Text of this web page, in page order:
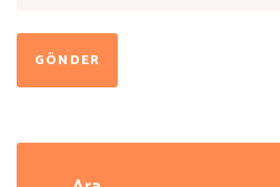
GÖNDER